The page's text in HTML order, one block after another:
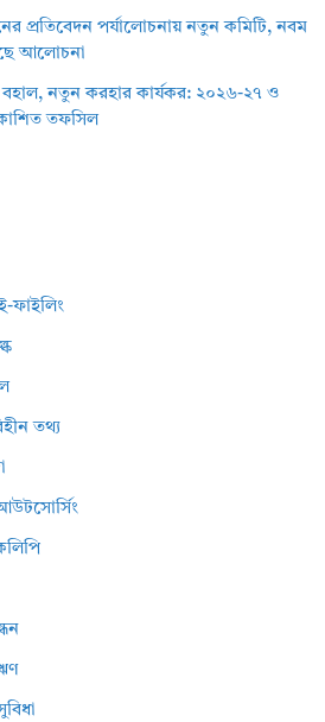
প্রতিবেদন পর্যালোচনায় নতুন কমিটি, নবম
আলোচনা
নতুন করহার কার্যকর: ২০২৬-২৭ ও
তফসিল
ফাইলিং
তথ্য